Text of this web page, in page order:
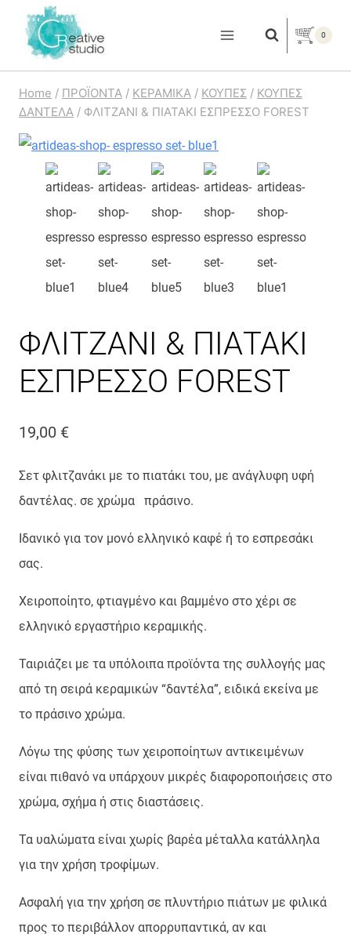
content
0
Home / ΠΡΟΪΟΝΤΑ / ΚΕΡΑΜΙΚΑ / ΚΟΥΠΕΣ / ΚΟΥΠΕΣ
ΔΑΝΤΕΛΑ / ΦΛΙΤΖΑΝΙ & ΠΙΑΤΑΚΙ ΕΣΠΡΕΣΣΟ FOREST
ΦΛΙΤΖΑΝΙ & ΠΙΑΤΑΚΙ
ΕΣΠΡΕΣΣΟ FOREST
19,00 €
Σετ φλιτζανάκι με το πιατάκι του, με ανάγλυφη υφή
δαντέλας. σε χρώμα πράσινο.
Ιδανικό για τον μονό ελληνικό καφέ ή το εσπρεσάκι
σας.
Χειροποίητο, φτιαγμένο και βαμμένο στο χέρι σε
ελληνικό εργαστήριο κεραμικής.
Ταιριάζει με τα υπόλοιπα προϊόντα της συλλογής μας
από τη σειρά κεραμικών “δαντέλα”, ειδικά εκείνα με
το πράσινο χρώμα.
Λόγω της φύσης των χειροποίητων αντικειμένων
είναι πιθανό να υπάρχουν μικρές διαφοροποιήσεις στο
χρώμα, σχήμα ή στις διαστάσεις.
Τα υαλώματα είναι χωρίς βαρέα μέταλλα κατάλληλα
για την χρήση τροφίμων.
Ασφαλή για την χρήση σε πλυντήριο πιάτων με φιλικά
προς το περιβάλλον απορρυπαντικά, αν και